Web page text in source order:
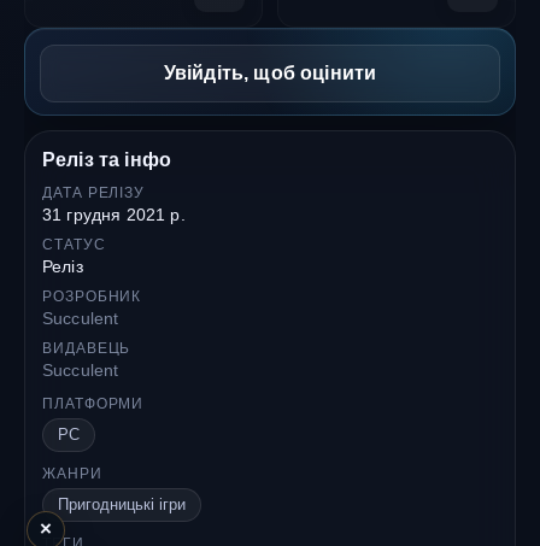
Увійдіть, щоб оцінити
Реліз та інфо
ДАТА РЕЛІЗУ
31 грудня 2021 р.
СТАТУС
Реліз
РОЗРОБНИК
Succulent
ВИДАВЕЦЬ
Succulent
ПЛАТФОРМИ
PC
ЖАНРИ
Пригодницькі ігри
×